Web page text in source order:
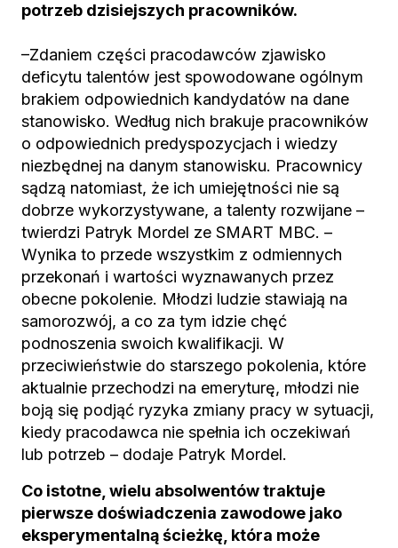
potrzeb dzisiejszych pracowników.
–Zdaniem części pracodawców zjawisko
deficytu talentów jest spowodowane ogólnym
brakiem odpowiednich kandydatów na dane
stanowisko. Według nich brakuje pracowników
o odpowiednich predyspozycjach i wiedzy
niezbędnej na danym stanowisku. Pracownicy
sądzą natomiast, że ich umiejętności nie są
dobrze wykorzystywane, a talenty rozwijane –
twierdzi Patryk Mordel ze SMART MBC. –
Wynika to przede wszystkim z odmiennych
przekonań i wartości wyznawanych przez
obecne pokolenie. Młodzi ludzie stawiają na
samorozwój, a co za tym idzie chęć
podnoszenia swoich kwalifikacji. W
przeciwieństwie do starszego pokolenia, które
aktualnie przechodzi na emeryturę, młodzi nie
boją się podjąć ryzyka zmiany pracy w sytuacji,
kiedy pracodawca nie spełnia ich oczekiwań
lub potrzeb – dodaje Patryk Mordel.
Co istotne, wielu absolwentów traktuje
pierwsze doświadczenia zawodowe jako
eksperymentalną ścieżkę, która może